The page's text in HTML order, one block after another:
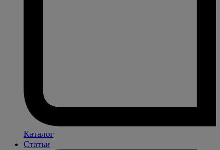
Каталог
Статьи